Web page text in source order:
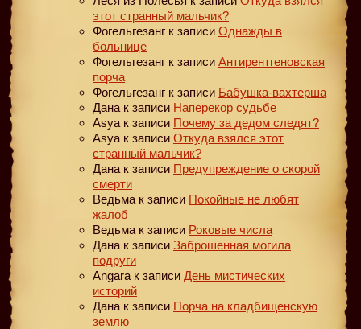
этот странный мальчик?
Фогельгезанг к записи Однажды в
больнице
Фогельгезанг к записи Антирентгеновская
порча
Фогельгезанг к записи Бабушка-вахтерша
Дана к записи Наперекор судьбе
Asya к записи Почему за дедом следят?
Asya к записи Откуда взялся этот
странный мальчик?
Дана к записи Предупреждение о скорой
смерти
Ведьма к записи Покойные не любят
жалоб
Ведьма к записи Роковые числа
Дана к записи Заброшенная могила
подруги
Angara к записи День мистических
историй
Дана к записи Порча на кладбищенскую
землю